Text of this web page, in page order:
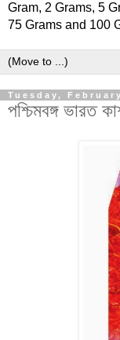
Gram, 2 Grams, 5
75 Grams and 100
Tuesday,
পশ্চিমবঙ্গ ভারত